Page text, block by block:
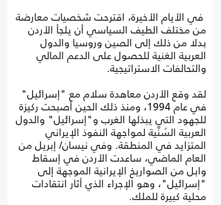
في الأيام الأخيرة، اقترحت شخصيات معارضة
من مختلف الطيف السياسي أن يلجأ الأردن
بدلا من ذلك إلى الصين وروسيا والدول
العربية الغنية للحصول على الدعم المالي
والتحالفات الاستراتيجية.
لقد وقع الأردن معاهدة سلام مع "إسرائيل"
في عام 1994، ومنذ ذلك الحين أصبحت ركيزة
للجهود التي يبذلها الغرب و"إسرائيل" والدول
العربية السُنّية لمواجهة النفوذ الإيراني
المتزايد في المنطقة. وفي نيسان/ إبريل من
العام الماضي، ساعدت الأردن في إسقاط
وابل من الصواريخ الإيرانية الموجهة إلى
"إسرائيل"، وهو الإجراء الذي أثار انتقادات
محلية كبيرة للملك.